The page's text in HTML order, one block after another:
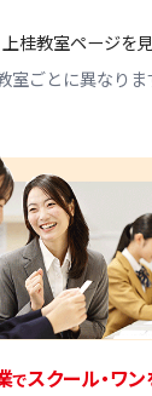
上桂教室ページを
室ごとに異なりま
でスクール・ワ